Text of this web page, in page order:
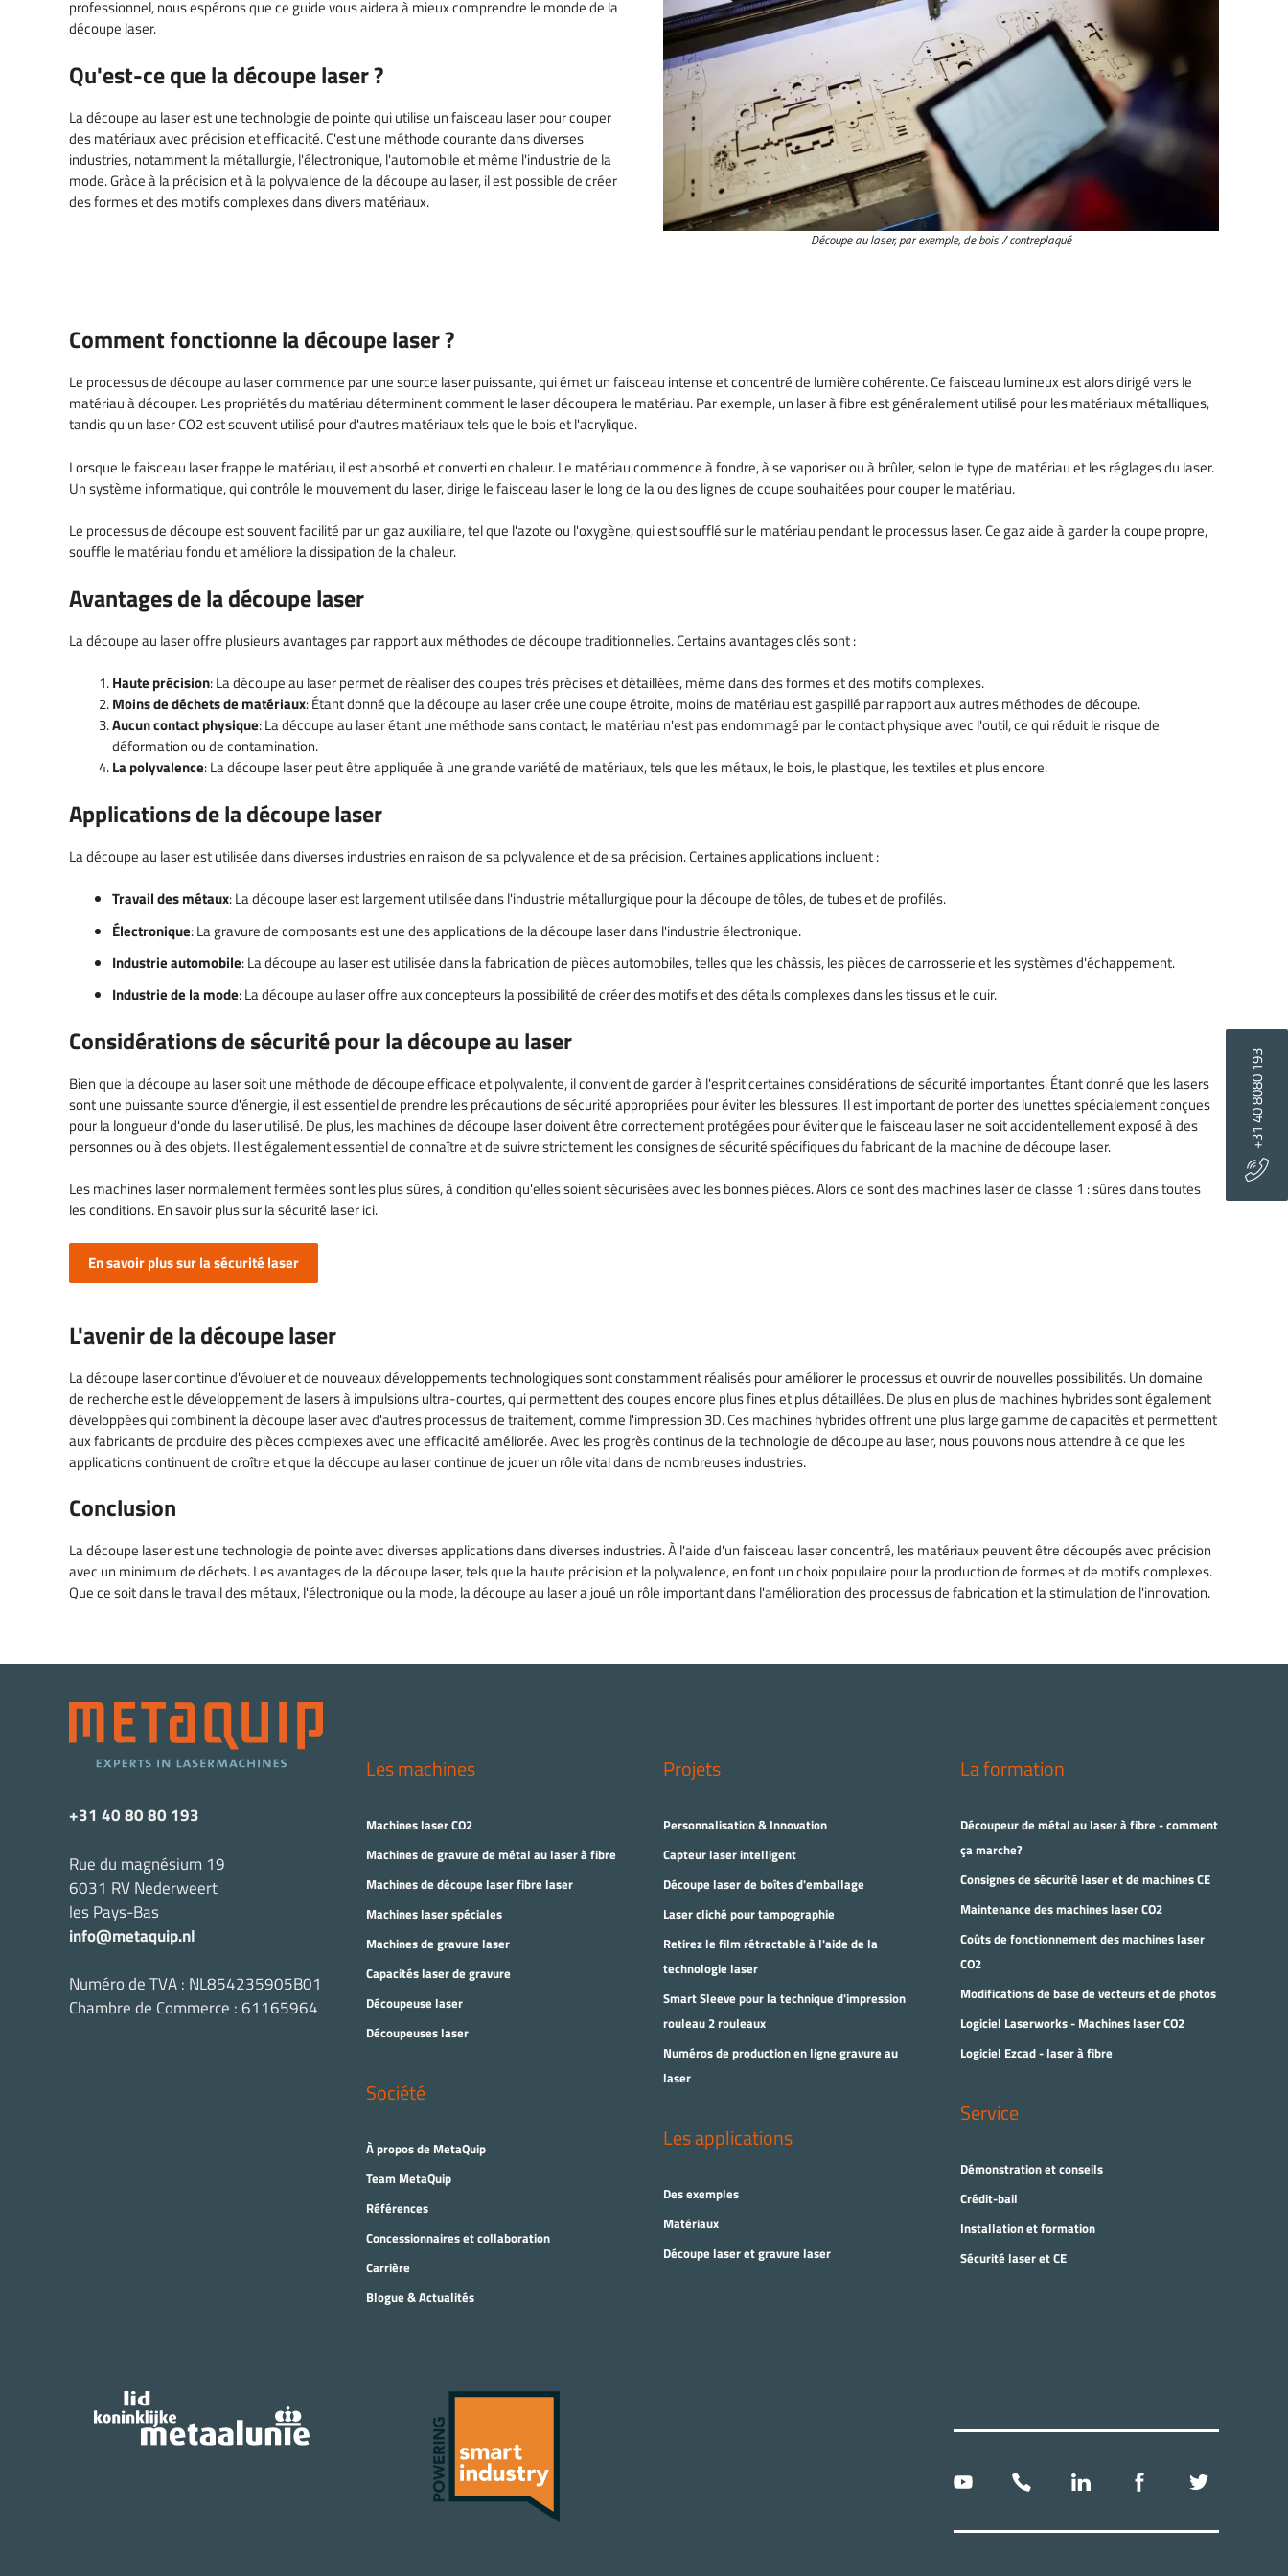
+31 40 8080 193
Découpe laser papier et carton
Découpe laser textile et tissu
Découpe et gravure de denim
Filtres de découpe laser
Découpe laser en caoutchouc
mousse
Maquette et maquettes
Pièces de traçabilité
Machines laser de sécurité laser
Importance d'une bonne
extraction de l'air
professionnel, nous espérons que ce guide vous aidera à mieux comprendre le monde de la
découpe laser.
Qu'est-ce que la découpe laser ?
La découpe au laser est une technologie de pointe qui utilise un faisceau laser pour couper
des matériaux avec précision et efficacité. C'est une méthode courante dans diverses
industries, notamment la métallurgie, l'électronique, l'automobile et même l'industrie de la
mode. Grâce à la précision et à la polyvalence de la découpe au laser, il est possible de créer
des formes et des motifs complexes dans divers matériaux.
Découpe au laser, par exemple, de bois / contreplaqué
Comment fonctionne la découpe laser ?
Le processus de découpe au laser commence par une source laser puissante, qui émet un faisceau intense et concentré de lumière cohérente. Ce faisceau lumineux est alors dirigé vers le
matériau à découper. Les propriétés du matériau déterminent comment le laser découpera le matériau. Par exemple, un laser à fibre est généralement utilisé pour les matériaux métalliques,
tandis qu'un laser CO2 est souvent utilisé pour d'autres matériaux tels que le bois et l'acrylique.
Lorsque le faisceau laser frappe le matériau, il est absorbé et converti en chaleur. Le matériau commence à fondre, à se vaporiser ou à brûler, selon le type de matériau et les réglages du laser.
Un système informatique, qui contrôle le mouvement du laser, dirige le faisceau laser le long de la ou des lignes de coupe souhaitées pour couper le matériau.
Le processus de découpe est souvent facilité par un gaz auxiliaire, tel que l'azote ou l'oxygène, qui est soufflé sur le matériau pendant le processus laser. Ce gaz aide à garder la coupe propre,
souffle le matériau fondu et améliore la dissipation de la chaleur.
Avantages de la découpe laser
La découpe au laser offre plusieurs avantages par rapport aux méthodes de découpe traditionnelles. Certains avantages clés sont :
Haute précision: La découpe au laser permet de réaliser des coupes très précises et détaillées, même dans des formes et des motifs complexes.
Moins de déchets de matériaux: Étant donné que la découpe au laser crée une coupe étroite, moins de matériau est gaspillé par rapport aux autres méthodes de découpe.
Aucun contact physique: La découpe au laser étant une méthode sans contact, le matériau n'est pas endommagé par le contact physique avec l'outil, ce qui réduit le risque de
déformation ou de contamination.
La polyvalence: La découpe laser peut être appliquée à une grande variété de matériaux, tels que les métaux, le bois, le plastique, les textiles et plus encore.
Applications de la découpe laser
La découpe au laser est utilisée dans diverses industries en raison de sa polyvalence et de sa précision. Certaines applications incluent :
Travail des métaux: La découpe laser est largement utilisée dans l'industrie métallurgique pour la découpe de tôles, de tubes et de profilés.
Électronique: La gravure de composants est une des applications de la découpe laser dans l'industrie électronique.
Industrie automobile: La découpe au laser est utilisée dans la fabrication de pièces automobiles, telles que les châssis, les pièces de carrosserie et les systèmes d'échappement.
Industrie de la mode: La découpe au laser offre aux concepteurs la possibilité de créer des motifs et des détails complexes dans les tissus et le cuir.
Considérations de sécurité pour la découpe au laser
Bien que la découpe au laser soit une méthode de découpe efficace et polyvalente, il convient de garder à l'esprit certaines considérations de sécurité importantes. Étant donné que les lasers
sont une puissante source d'énergie, il est essentiel de prendre les précautions de sécurité appropriées pour éviter les blessures. Il est important de porter des lunettes spécialement conçues
pour la longueur d'onde du laser utilisé. De plus, les machines de découpe laser doivent être correctement protégées pour éviter que le faisceau laser ne soit accidentellement exposé à des
personnes ou à des objets. Il est également essentiel de connaître et de suivre strictement les consignes de sécurité spécifiques du fabricant de la machine de découpe laser.
Les machines laser normalement fermées sont les plus sûres, à condition qu'elles soient sécurisées avec les bonnes pièces. Alors ce sont des machines laser de classe 1 : sûres dans toutes
les conditions. En savoir plus sur la sécurité laser ici.
En savoir plus sur la sécurité laser
L'avenir de la découpe laser
La découpe laser continue d'évoluer et de nouveaux développements technologiques sont constamment réalisés pour améliorer le processus et ouvrir de nouvelles possibilités. Un domaine
de recherche est le développement de lasers à impulsions ultra-courtes, qui permettent des coupes encore plus fines et plus détaillées. De plus en plus de machines hybrides sont également
développées qui combinent la découpe laser avec d'autres processus de traitement, comme l'impression 3D. Ces machines hybrides offrent une plus large gamme de capacités et permettent
aux fabricants de produire des pièces complexes avec une efficacité améliorée. Avec les progrès continus de la technologie de découpe au laser, nous pouvons nous attendre à ce que les
applications continuent de croître et que la découpe au laser continue de jouer un rôle vital dans de nombreuses industries.
Conclusion
La découpe laser est une technologie de pointe avec diverses applications dans diverses industries. À l'aide d'un faisceau laser concentré, les matériaux peuvent être découpés avec précision
avec un minimum de déchets. Les avantages de la découpe laser, tels que la haute précision et la polyvalence, en font un choix populaire pour la production de formes et de motifs complexes.
Que ce soit dans le travail des métaux, l'électronique ou la mode, la découpe au laser a joué un rôle important dans l'amélioration des processus de fabrication et la stimulation de l'innovation.
+31 40 80 80 193
Rue du magnésium 19
6031 RV Nederweert
les Pays-Bas
info@metaquip.nl
Numéro de TVA : NL854235905B01
Chambre de Commerce : 61165964
Les machines
Machines laser CO2
Machines de gravure de métal au laser à fibre
Machines de découpe laser fibre laser
Machines laser spéciales
Machines de gravure laser
Capacités laser de gravure
Découpeuse laser
Découpeuses laser
Société
À propos de MetaQuip
Team MetaQuip
Références
Concessionnaires et collaboration
Carrière
Blogue & Actualités
Projets
Personnalisation & Innovation
Capteur laser intelligent
Découpe laser de boîtes d'emballage
Laser cliché pour tampographie
Retirez le film rétractable à l'aide de la
technologie laser
Smart Sleeve pour la technique d'impression
rouleau 2 rouleaux
Numéros de production en ligne gravure au
laser
Les applications
Des exemples
Matériaux
Découpe laser et gravure laser
La formation
Découpeur de métal au laser à fibre - comment
ça marche?
Consignes de sécurité laser et de machines CE
Maintenance des machines laser CO2
Coûts de fonctionnement des machines laser
CO2
Modifications de base de vecteurs et de photos
Logiciel Laserworks - Machines laser CO2
Logiciel Ezcad - laser à fibre
Service
Démonstration et conseils
Crédit-bail
Installation et formation
Sécurité laser et CE